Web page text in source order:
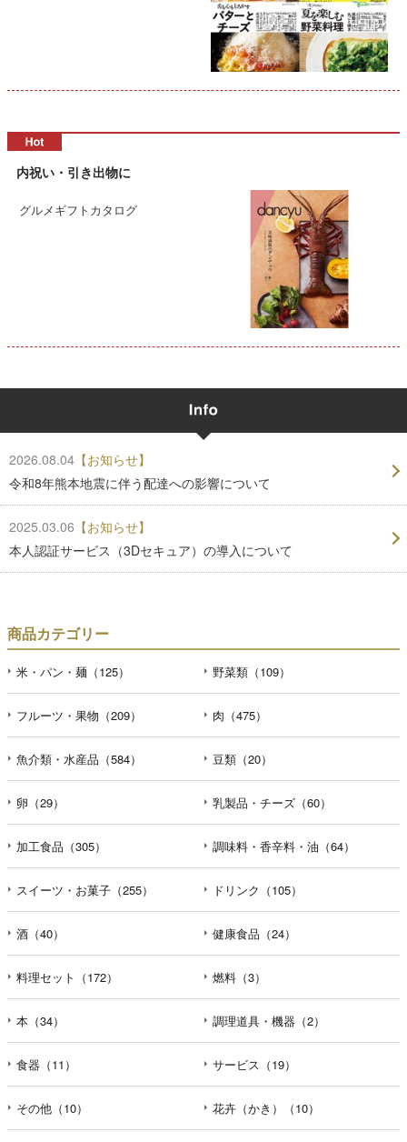
内祝い・引き出物に
グルメギフトカタログ
2026.08.04 【お知らせ】
令和8年熊本地震に伴う配達への影響について
2025.03.06 【お知らせ】
本人認証サービス（3Dセキュア）の導入について
商品カテゴリー
米・パン・麺（125） 野菜類（109）
フルーツ・果物（209） 肉（475）
魚介類・水産品（584） 豆類（20）
卵（29） 乳製品・チーズ（60）
加工食品（305） 調味料・香辛料・油（64）
スイーツ・お菓子（255） ドリンク（105）
酒（40） 健康食品（24）
料理セット（172） 燃料（3）
本（34） 調理道具・機器（2）
食器（11） サービス（19）
その他（10） 花卉（かき）（10）